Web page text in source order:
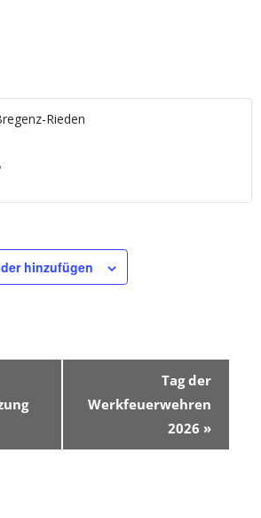
Rieden
,
hinzufügen
Tag der
Werkfeuerwehren
2026 »